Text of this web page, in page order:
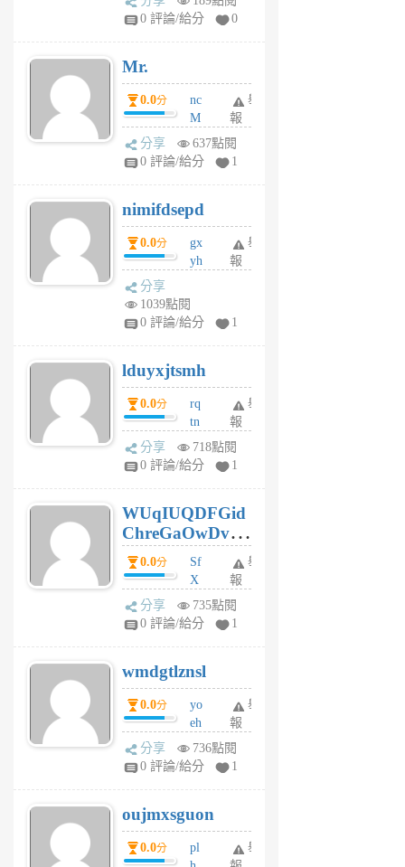
4
0 評論/給分
0
Mr.
0.0分
nc
M
U
F
U
5
個
月
舉
報
分享
637點閱
0 評論/給分
1
nimifdsepd
0.0分
gx
yh
jl
月
前
舉
報
分享
1039點閱
0 評論/給分
1
lduyxjtsmh
0.0分
rq
tn
jt
gl
個
月
前
舉
報
分享
718點閱
0 評論/給分
1
WUqIUQDFGid
ChreGaOwDv
dY0.0分
Sf
X
Pe
Jc
R
P
m
v
A
V
個
月
前
舉
報
分享
735點閱
0 評論/給分
1
wmdgtlznsl
0.0分
yo
eh
ld
gy
個
月
前
舉
報
分享
736點閱
0 評論/給分
1
oujmxsguon
0.0分
pl
舉